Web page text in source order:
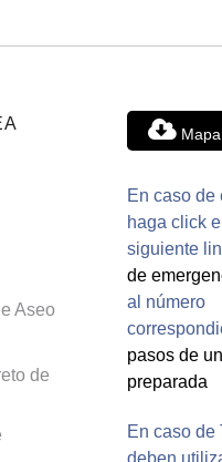
Aseo
de
Mapa
En caso de
haga click
siguiente
de
al número
pasos de
preparada
En caso de
deben